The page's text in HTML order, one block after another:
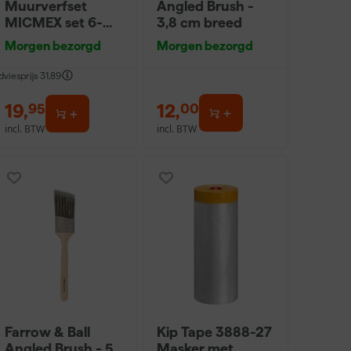
Muurverfset
MICMEX set 6-
delig
Morgen bezorgd
31,89
19,95
incl. BTW
Angled Brush -
3,8 cm breed
Morgen bezorgd
12,00
incl. BTW
Farrow & Ball
Kip Tape 3888-27